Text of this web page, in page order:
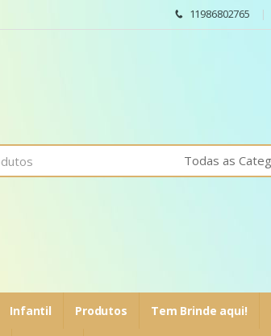
11986802765
Infantil Produtos Tem Brinde aqui!